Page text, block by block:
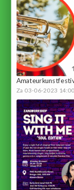
Za 03-06-2023